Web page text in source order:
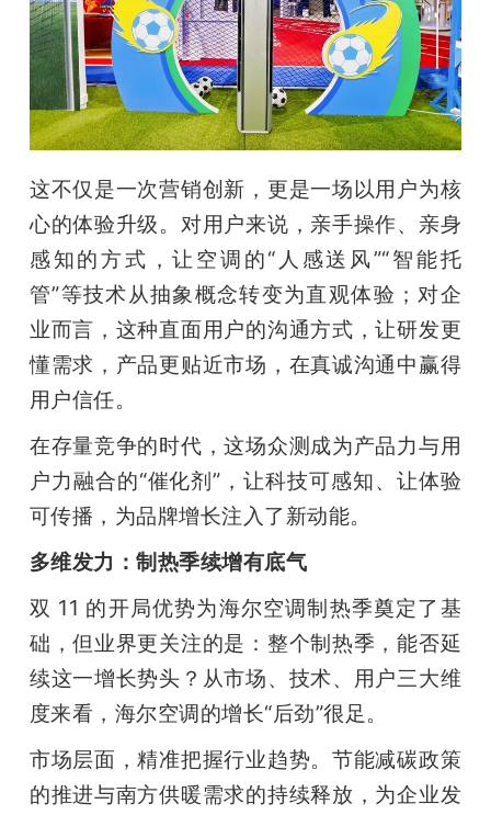
这不仅是一次营销创新，更是一场以用户为核
心的体验升级。对用户来说，亲手操作、亲身
感知的方式，让空调的“人感送风”“智能托
管”等技术从抽象概念转变为直观体验；对企
业而言，这种直面用户的沟通方式，让研发更
懂需求，产品更贴近市场，在真诚沟通中赢得
用户信任。
在存量竞争的时代，这场众测成为产品力与用
户力融合的“催化剂”，让科技可感知、让体验
可传播，为品牌增长注入了新动能。
多维发力：制热季续增有底气
双 11 的开局优势为海尔空调制热季奠定了基
础，但业界更关注的是：整个制热季，能否延
续这一增长势头？从市场、技术、用户三大维
度来看，海尔空调的增长“后劲”很足。
市场层面，精准把握行业趋势。节能减碳政策
的推进与南方供暖需求的持续释放，为企业发